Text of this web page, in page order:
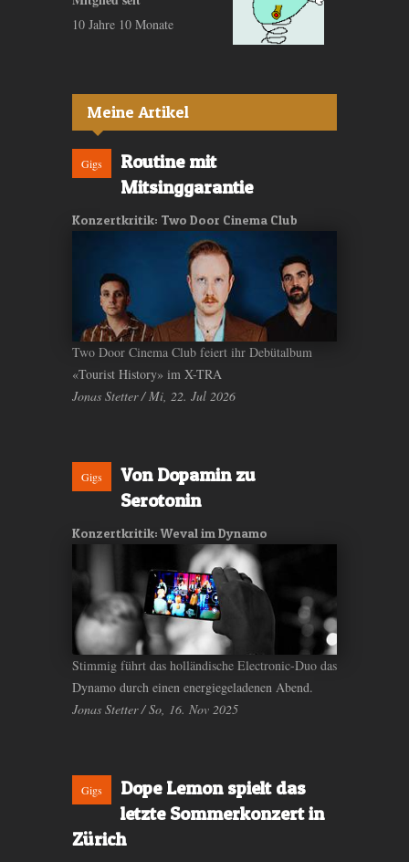
10 Jahre 10 Monate
Meine Artikel
Gigs
Routine mit
Mitsinggarantie
Konzertkritik: Two Door Cinema Club
Two Door Cinema Club feiert ihr Debütalbum
«Tourist History» im X-TRA
Jonas Stetter / Mi, 22. Jul 2026
Gigs
Von Dopamin zu
Serotonin
Konzertkritik: Weval im Dynamo
Stimmig führt das holländische Electronic-Duo das
Dynamo durch einen energiegeladenen Abend.
Jonas Stetter / So, 16. Nov 2025
Gigs
Dope Lemon spielt das
letzte Sommerkonzert in
Zürich